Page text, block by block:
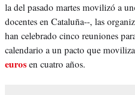
la del pasado martes movilizó a
docentes en Cataluña--, las
han celebrado cinco reuniones
calendario a un pacto que moviliza
euros en cuatro años.